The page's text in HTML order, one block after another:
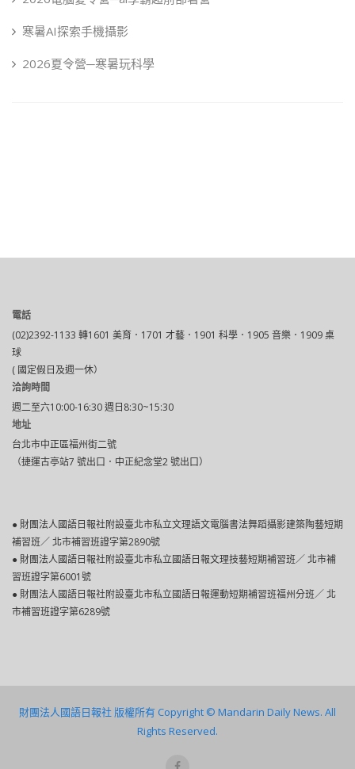
寒暑AI探索手機攝影
2026夏令營─寒暑玩科學
電話
(02)2392-1133 轉1601 美育．1701 才藝．1901 科學．1905 音樂．1909 桌
球
( 國定假日及週一休）
洽詢時間
週二至六10:00-16:30 週日8:30~15:30
地址
台北市中正區福州街二號
（捷運古亭站7 號出口．中正紀念堂2 號出口）
● 財團法人國語日報社附設臺北市私立文理語文電腦書法舞蹈攝影建築陶藝短期
補習班／ 北市補習班證字第2890號
● 財團法人國語日報社附設臺北巿私立國語日報文理技藝短期補習班／ 北市補
習班證字第6001號
● 財團法人國語日報社附設臺北市私立國語日報運動短期補習班福州分班／ 北
市補習班證字第6289號
財團法人國語日報社 版權所有 Copyright © Mandarin Daily News. All
Rights Reserved.